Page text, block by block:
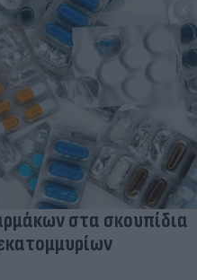
στα σκουπίδια